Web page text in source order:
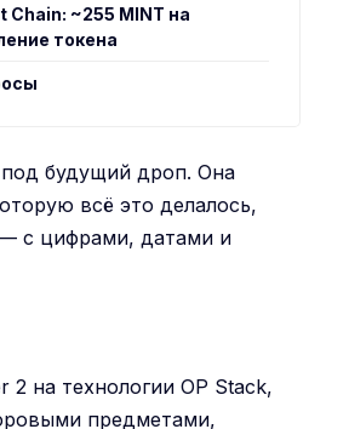
Chain: ~255 MINT на
токена
под будущий дроп. Она
всё это делалось,
— с цифрами, датами и
на технологии OP Stack,
предметами,